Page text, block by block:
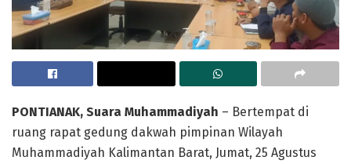
PONTIANAK, Suara Muhammadiyah – Bertempat di
ruang rapat gedung dakwah pimpinan Wilayah
Muhammadiyah Kalimantan Barat, Jumat, 25 Agustus